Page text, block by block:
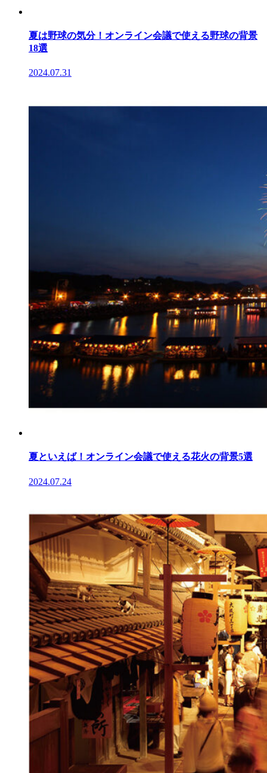
夏は野球の気分！オンライン会議で使える野球の背景
18選
2024.07.31
夏といえば！オンライン会議で使える花火の背景5選
2024.07.24